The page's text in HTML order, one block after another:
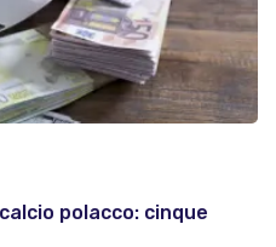
polacco: cinque